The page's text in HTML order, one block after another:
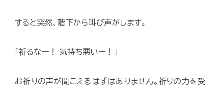
すると突然、階下から叫び声がします。
「祈るなー！ 気持ち悪いー！」
お祈りの声が聞こえるはずはありません。祈りの力を受